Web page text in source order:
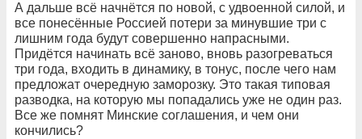
А дальше всё начнётся по новой, с удвоенной силой, и
все понесённые Россией потери за минувшие три с
лишним года будут совершенно напрасными.
Придётся начинать всё заново, вновь разогреваться
три года, входить в динамику, в тонус, после чего нам
предложат очередную заморозку. Это такая типовая
разводка, на которую мы попадались уже не один раз.
Все же помнят Минские соглашения, и чем они
кончились?